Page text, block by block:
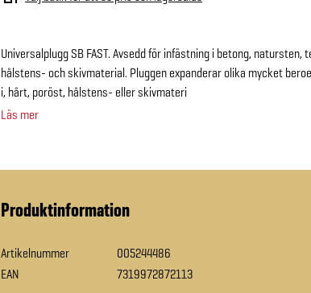
Universalplugg SB FAST. Avsedd för infästning i betong,
hålstens- och skivmaterial. Pluggen expanderar olika mycket
i, hårt, poröst, hålstens- eller skivmateri
Läs mer
Produktinformation
Artikelnummer
005244486
EAN
7319972872113